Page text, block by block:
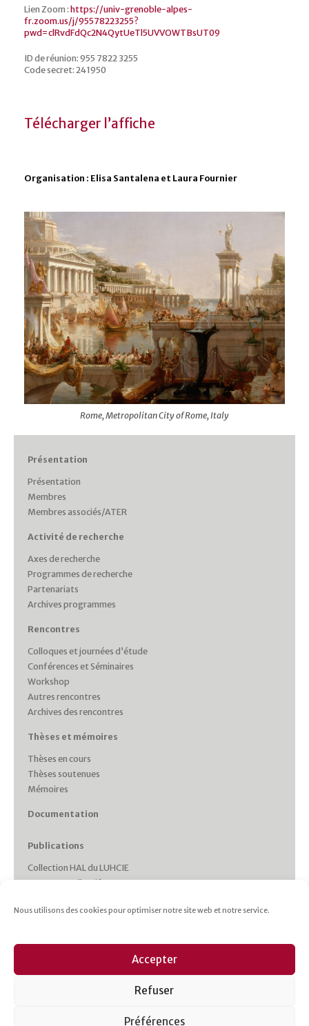
Nous utilisons des cookies pour optimiser notre site web et notre service.
Accepter
Refuser
Préférences
Lien Zoom : https://univ-grenoble-alpes-
fr.zoom.us/j/95578223255?
pwd=clRvdFdQc2N4QytUeTl5UVVOWTBsUT09
ID de réunion: 955 7822 3255
Code secret: 241950
Télécharger l’affiche
Organisation : Elisa Santalena et Laura Fournier
Rome, Metropolitan City of Rome, Italy
Présentation
Présentation
Membres
Membres associés/ATER
Activité de recherche
Axes de recherche
Programmes de recherche
Partenariats
Archives programmes
Rencontres
Colloques et journées d’étude
Conférences et Séminaires
Workshop
Autres rencontres
Archives des rencontres
Thèses et mémoires
Thèses en cours
Thèses soutenues
Mémoires
Documentation
Publications
Collection HAL du LUHCIE
Ouvrages collectifs
Working Papers
Italie plurielle
Cahiers d’études italiennes
Les cahiers du CRHIPA